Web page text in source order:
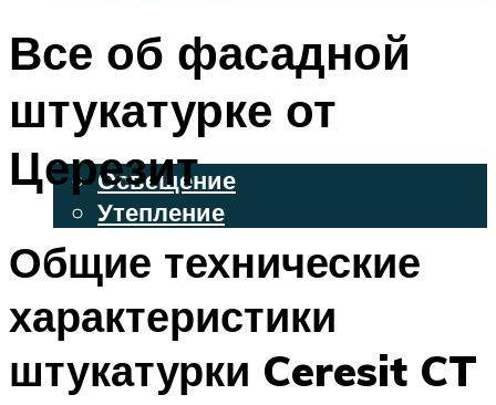
ВЕНТИЛИРУЕМЫЕ ФАСАДЫ
ФАСАДНЫЙ САЙДИНГ
ОСВЕЩЕНИЕ И УТЕПЛЕНИЕ
Освещение
Утепление
ДЕКОР
МЕНЮ
Все об фасадной
штукатурке от
Церезит
Общие технические
характеристики
штукатурки Ceresit CT